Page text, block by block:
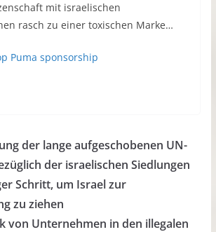
mit israelischen
rasch zu einer toxischen Marke…
Puma sponsorship
der lange aufgeschobenen UN-
der israelischen Siedlungen
Schritt, um Israel zur
zu ziehen
von Unternehmen in den illegalen